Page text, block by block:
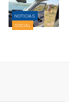
NOTICIAS
SOCIAL